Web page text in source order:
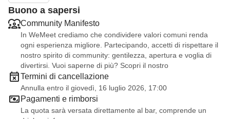
Buono a sapersi
Community Manifesto
In WeMeet crediamo che condividere valori comuni renda
ogni esperienza migliore. Partecipando, accetti di rispettare il
nostro spirito di community: gentilezza, apertura e voglia di
divertirsi. Vuoi saperne di più? Scopri il nostro
Termini di cancellazione
Annulla entro il giovedì, 16 luglio 2026, 17:00
Pagamenti e rimborsi
La quota sarà versata direttamente al bar, comprende un